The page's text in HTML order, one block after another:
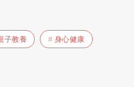
子教養
身心健康